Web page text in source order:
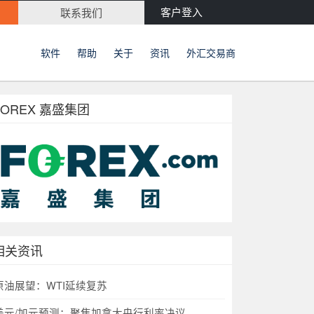
联系我们 客户登入
软件 帮助 关于 资讯 外汇交易商
嘉盛集团
关资讯
油展望：WTI延续复苏